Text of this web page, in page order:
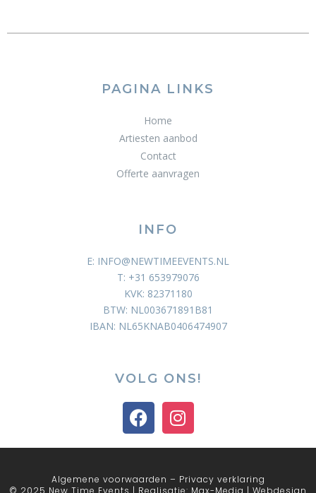
PAGINA LINKS
Home
Artiesten aanbod
Contact
Offerte aanvragen
INFO
E: INFO@NEWTIMEEVENTS.NL
T: +31 653979076
KVK: 82371180
BTW: NL003671891B81
IBAN: NL65KNAB0406474907
VOLG ONS!
Algemene voorwaarden – Privacy verklaring
© 2025 New Time Events | Realisatie: Max-Media | Webdesign